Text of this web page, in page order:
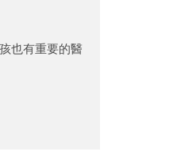
也有重要的醫